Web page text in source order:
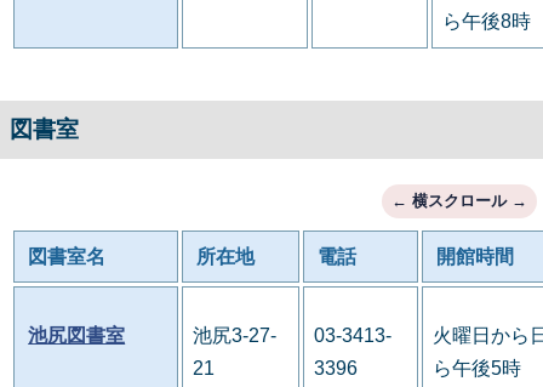
ら午後8時
図書室
図書室名 所在地 電話 開館時間
池尻図書室
池尻3-27-
21
03-3413-
3396
火曜日から
ら午後5時